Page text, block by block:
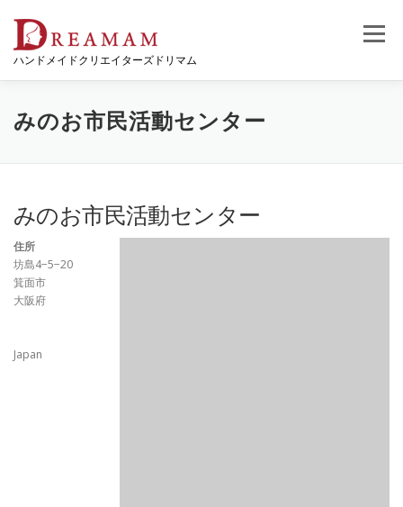
ツ
ハンドメイドクリエイターズドリマム
メニュー
みのお市民活動センター
みのお市民活動センター
住所
坊島4−5−20
箕面市
大阪府
Japan